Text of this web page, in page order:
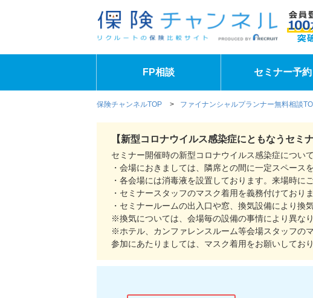
FP相談 セミナー予約
保険チャンネルTOP > ファイナンシャルプランナー無料相談
【新型コロナウイルス感染症にともなうセミ
セミナー開催時の新型コロナウイルス感染症につい
・会場におきましては、隣席との間に一定スペース
・各会場には消毒液を設置しております。来場時に
・セミナースタッフのマスク着用を義務付けておりま
・セミナールームの出入口や窓、換気設備により換
※換気については、会場毎の設備の事情により異なり
※ホテル、カンファレンスルーム等会場スタッフの
参加にあたりましては、マスク着用をお願いしてお